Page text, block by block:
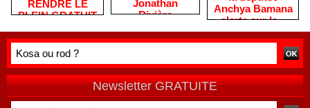
RENDRE LE
PLEIN GRATUIT
Jonathan
Rivière
habitants après
de terrain
Anchya Bamana
alerte sur la «
double peine »
vécue par
Newsletter GRATUITE